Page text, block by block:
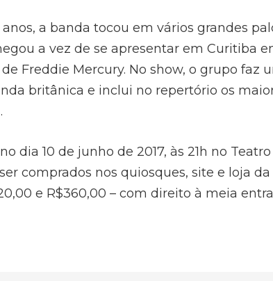
a banda tocou em vários grandes
a vez de se apresentar em Curitiba
Freddie Mercury. No show, o grupo faz
britânica e inclui no repertório os
dia 10 de junho de 2017, às 21h no Teatro
comprados nos quiosques, site e loja
e R$360,00 – com direito à meia